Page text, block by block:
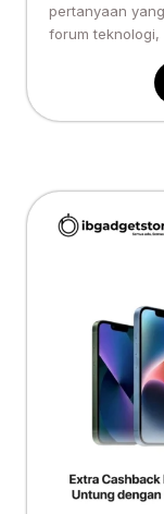
pertanyaan
forum teknologi,